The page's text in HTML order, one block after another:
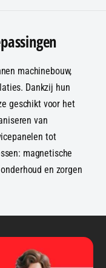
machinebouw,
Dankzij hun
geschikt voor het
van
tot
magnetische
en zorgen